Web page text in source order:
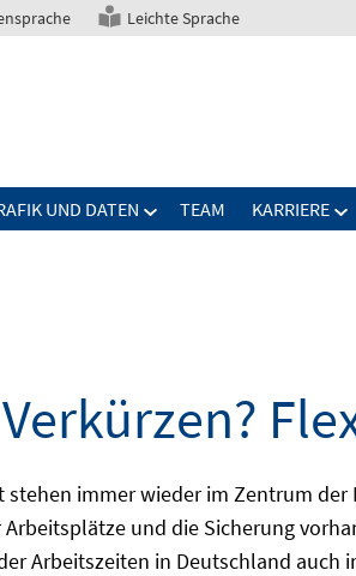
Leichte Sprache
UND DATEN TEAM KARRIERE
immer wieder im Zentrum
und die Sicherung
Arbeitszeiten in Deutschland